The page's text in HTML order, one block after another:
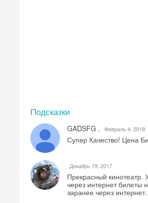
Подсказки
GADSFG . Февраль 4, 2018
Супер Качество! Цена
Декабрь 19, 2017
Прекрасный кинотеатр.
через интернет билеты
заранее через